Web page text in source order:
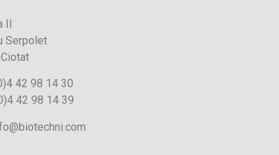
II
Serpolet
42 98 14 30
42 98 14 39